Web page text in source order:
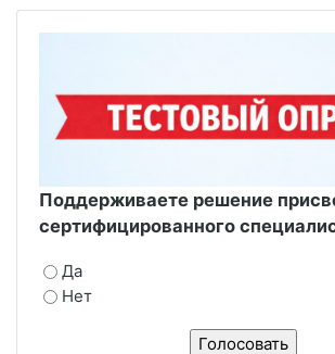
Поддерживаете решение
сертифицированного
Да
Нет